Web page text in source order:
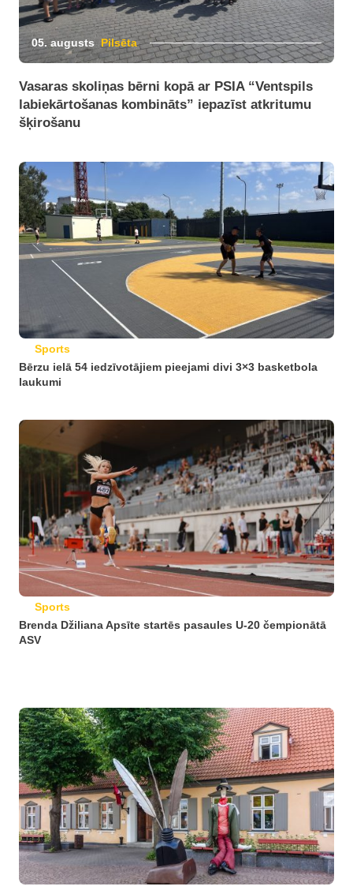
05. augusts Pilsēta
Vasaras skoliņas bērni kopā ar PSIA “Ventspils
labiekārtošanas kombināts” iepazīst atkritumu
šķirošanu
Sports
Bērzu ielā 54 iedzīvotājiem pieejami divi 3×3 basketbola
laukumi
Sports
Brenda Džiliana Apsīte startēs pasaules U-20 čempionātā
ASV